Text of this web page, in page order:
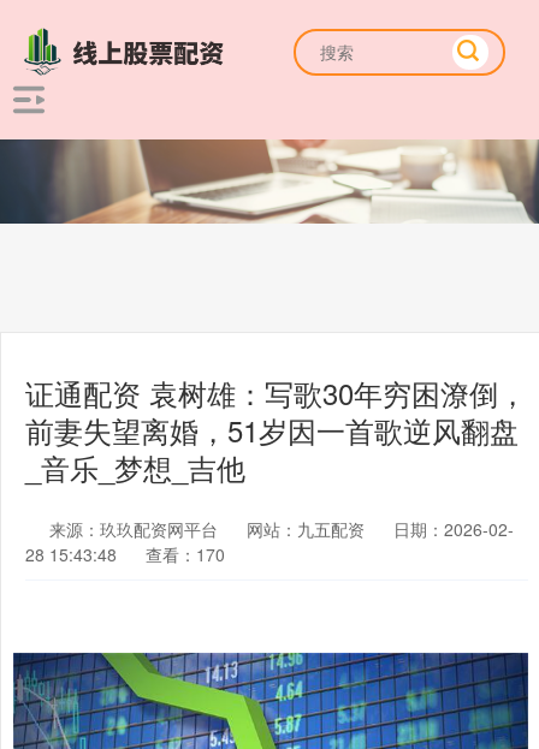
证通配资 袁树雄：写歌30年穷困潦倒，
前妻失望离婚，51岁因一首歌逆风翻盘
_音乐_梦想_吉他
来源：玖玖配资网平台 网站：九五配资
日期：2026-02-
28 15:43:48
查看：170